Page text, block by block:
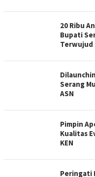
20 Ribu
Bupati
Terwujud
Serang
ASN
Pimpin
Kualitas
KEN
Peringati